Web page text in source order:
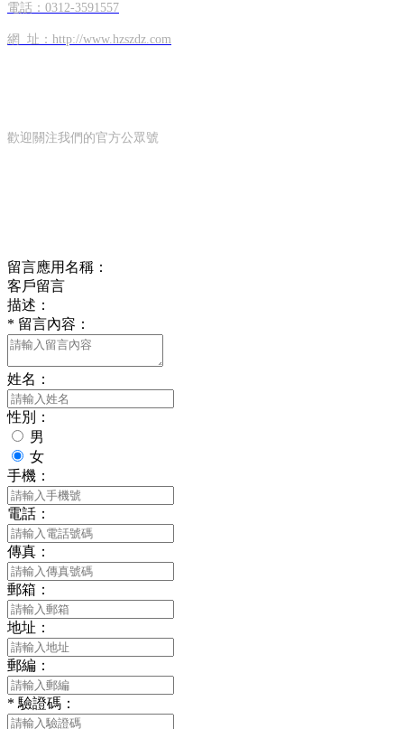
電話：0312-3591557
網 址：http://www.hzszdz.com
歡迎關注我們的官方公眾號
留言應用名稱：
客戶留言
描述：
* 留言內容：
姓名：
性別：
男
女
手機：
電話：
傳真：
郵箱：
地址：
郵編：
* 驗證碼：